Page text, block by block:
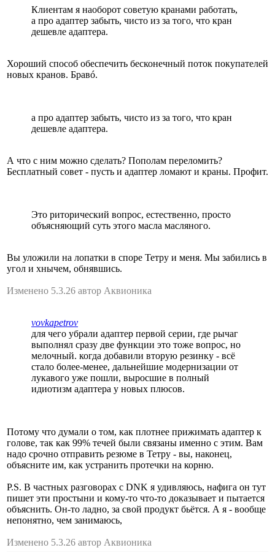
Клиентам я наоборот советую кранами работать,
а про адаптер забыть, чисто из за того, что кран
дешевле адаптера.
Хороший способ обеспечить бесконечный поток покупателей
новых кранов. Бравó.
а про адаптер забыть, чисто из за того, что кран
дешевле адаптера.
А что с ним можно сделать? Пополам переломить?
Бесплатный совет - пусть и адаптер ломают и краны. Профит.
Это риторический вопрос, естественно, просто
объясняющий суть этого масла масляного.
Вы уложили на лопатки в споре Тетру и меня. Мы забились в
угол и хнычем, обнявшись.
Изменено 5.3.26 автор Аквионика
vovkapetrov
для чего убрали адаптер первой серии, где рычаг
выполнял сразу две функции это тоже вопрос, но
мелочный. когда добавили вторую резинку - всё
стало более-менее, дальнейшие модернизации от
лукавого уже пошли, выросшие в полный
идиотизм адаптера у новых плюсов.
Потому что думали о том, как плотнее прижимать адаптер к
голове, так как 99% течей были связаны именно с этим. Вам
надо срочно отправить резюме в Тетру - вы, наконец,
объясните им, как устранить протечки на корню.
P.S. В частных разговорах с DNK я удивляюсь, нафига он тут
пишет эти простыни и кому-то что-то доказывает и пытается
объяснить. Он-то ладно, за свой продукт бьётся. А я - вообще
непонятно, чем занимаюсь,
Изменено 5.3.26 автор Аквионика